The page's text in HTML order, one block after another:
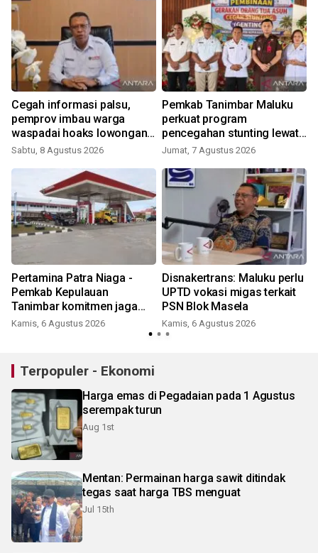
Cegah informasi palsu,
pemprov imbau warga
waspadai hoaks lowongan
kerja Blok Masela
Sabtu, 8 Agustus 2026
Pemkab Tanimbar Maluku
perkuat program
pencegahan stunting lewat
Genting 2026
Jumat, 7 Agustus 2026
Pertamina Patra Niaga -
Pemkab Kepulauan
Tanimbar komitmen jaga
keandalan suplai BBM di
Kamis, 6 Agustus 2026
Disnakertrans: Maluku perlu
UPTD vokasi migas terkait
PSN Blok Masela
Kamis, 6 Agustus 2026
Terpopuler - Ekonomi
Harga emas di Pegadaian pada 1 Agustus
serempak turun
Aug 1st
Mentan: Permainan harga sawit ditindak
tegas saat harga TBS menguat
Jul 15th